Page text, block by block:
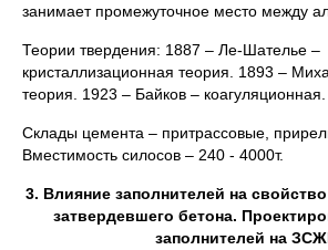
занимает промежуточное место между
Теории твердения: 1887 – Ле-Шателье –
кристаллизационная теория. 1893 –
теория. 1923 – Байков – коагуляционная.
Склады цемента – притрассовые,
Вместимость силосов – 240 - 4000т.
3. Влияние заполнителей на
затвердевшего бетона.
заполнителей на